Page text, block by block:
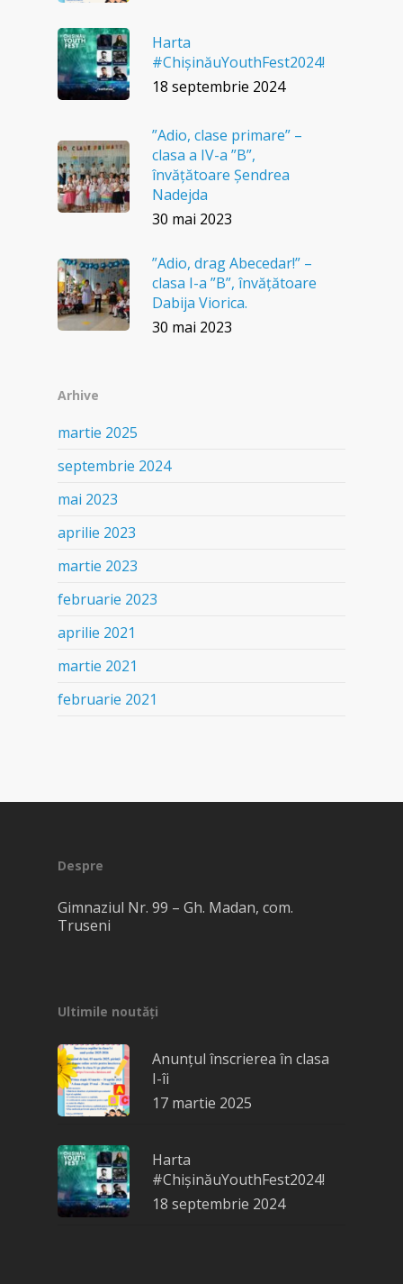
Harta
#ChișinăuYouthFest2024!
18 septembrie 2024
”Adio, clase primare” –
clasa a IV-a ”B”,
învățătoare Șendrea
Nadejda
30 mai 2023
”Adio, drag Abecedar!” –
clasa I-a ”B”, învățătoare
Dabija Viorica.
30 mai 2023
Arhive
martie 2025
septembrie 2024
mai 2023
aprilie 2023
martie 2023
februarie 2023
aprilie 2021
martie 2021
februarie 2021
Despre
Gimnaziul Nr. 99 – Gh. Madan, com.
Truseni
Ultimile noutăți
Anunțul înscrierea în clasa
I-îi
17 martie 2025
Harta
#ChișinăuYouthFest2024!
18 septembrie 2024